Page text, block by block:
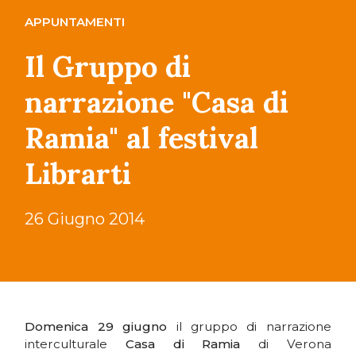
APPUNTAMENTI
Il Gruppo di
narrazione "Casa di
Ramia" al festival
Librarti
26 Giugno 2014
Domenica 29 giugno il gruppo di narrazione
interculturale Casa di Ramia di Verona